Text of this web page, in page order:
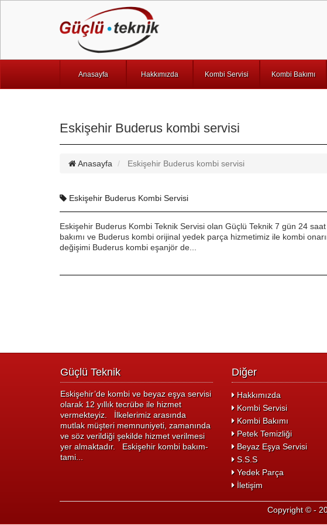
Anasayfa Hakkımızda Kombi Servisi Kombi Bakımı
Eskişehir Buderus kombi servisi
Anasayfa Eskişehir Buderus kombi servisi
Eskişehir Buderus Kombi Servisi
Eskişehir Buderus Kombi Teknik Servisi olan Güçlü Teknik 7 gün 24
bakımı ve Buderus kombi orijinal yedek parça hizmetimiz ile kombi
değişimi Buderus kombi eşanjör de...
Güçlü Teknik
Eskişehir’de kombi ve beyaz eşya servisi
olarak 12 yıllık tecrübe ile hizmet
vermekteyiz. İlkelerimiz arasında
mutlak müşteri memnuniyeti, zamanında
ve söz verildiği şekilde hizmet verilmesi
yer almaktadır. Eskişehir kombi bakım-
tami...
Diğer
Hakkımızda
Kombi Servisi
Kombi Bakımı
Petek Temizliği
Beyaz Eşya Servisi
S.S.S
Yedek Parça
İletişim
Copyright © -